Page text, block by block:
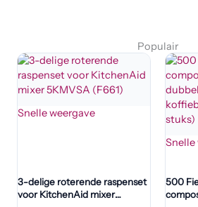
Populair
Snelle weergave
3-delige roterende raspenset
voor KitchenAid mixer
Snelle
500